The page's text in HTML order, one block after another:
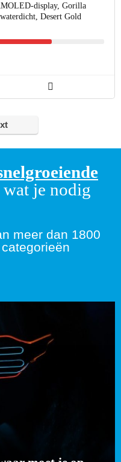
display, Gorilla
Desert Gold
je nodig
meer dan 1800